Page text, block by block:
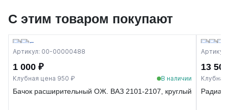
С этим товаром покупают
Артикул: 00-00000488
1 000 ₽
Клубная цена 950 ₽ В наличии
Бачок расширительный ОЖ. ВАЗ 2101-2107, круглый
13
Клубная